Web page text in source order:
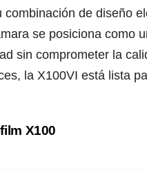
combinación de diseño
se posiciona como
sin comprometer la
la X100VI está lista
X100